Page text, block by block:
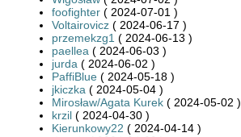
foofighter ( 2024-07-01 )
Voltairovicz ( 2024-06-17 )
przemekzg1 ( 2024-06-13 )
paellea ( 2024-06-03 )
jurda ( 2024-06-02 )
PaffiBlue ( 2024-05-18 )
jkiczka ( 2024-05-04 )
Mirosław/Agata Kurek ( 2024-05-02 )
krzil ( 2024-04-30 )
Kierunkowy22 ( 2024-04-14 )